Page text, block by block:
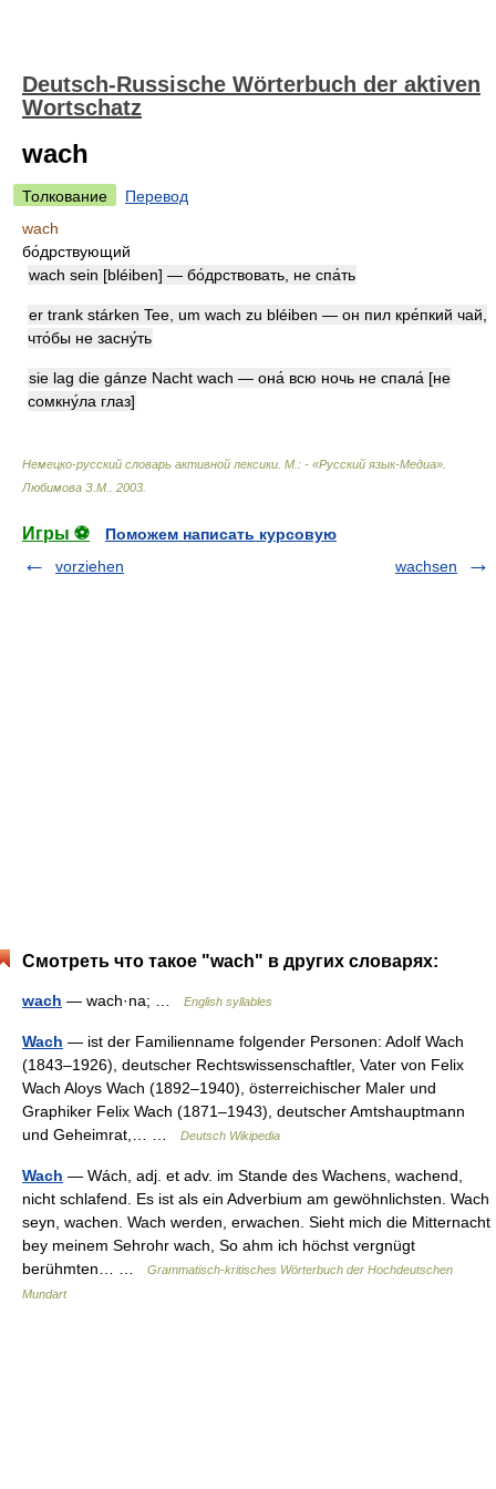
Deutsch-Russische Wörterbuch der aktiven
Wortschatz
wach
Толкование
Перевод
wach
бо́дрствующий
wach sein [bléiben] — бо́дрствовать, не спа́ть
er trank stárken Tee, um wach zu bléiben — он пил кре́пкий чай,
что́бы не засну́ть
sie lag die gánze Nacht wach — она́ всю ночь не спала́ [не
сомкну́ла глаз]
Немецко-русский словарь активной лексики. М.: - «Русский язык-Медиа»
Любимова З.М.
2003
Игры ⚽
Поможем написать курсовую
vorziehen
wachsen
Смотреть что такое "wach" в других словарях:
wach — wach·na; … English syllables
Wach — ist der Familienname folgender Personen: Adolf Wach
(1843–1926), deutscher Rechtswissenschaftler, Vater von Felix
Wach Aloys Wach (1892–1940), österreichischer Maler und
Graphiker Felix Wach (1871–1943), deutscher Amtshauptmann
und Geheimrat,… …
Deutsch Wikipedia
Wach — Wách, adj. et adv. im Stande des Wachens, wachend,
nicht schlafend. Es ist als ein Adverbium am gewöhnlichsten. Wach
seyn, wachen. Wach werden, erwachen. Sieht mich die Mitternacht
bey meinem Sehrohr wach, So ahm ich höchst vergnügt
berühmten… …
Grammatisch-kritisches Wörterbuch der Hochdeutschen
Mundart